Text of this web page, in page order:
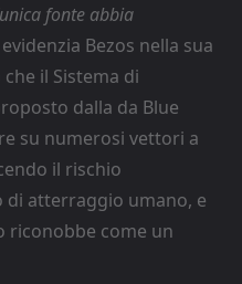
fonte abbia
Bezos nella sua
il Sistema di
dalla da Blue
su numerosi vettori a
il rischio
atterraggio umano, e
riconobbe come un